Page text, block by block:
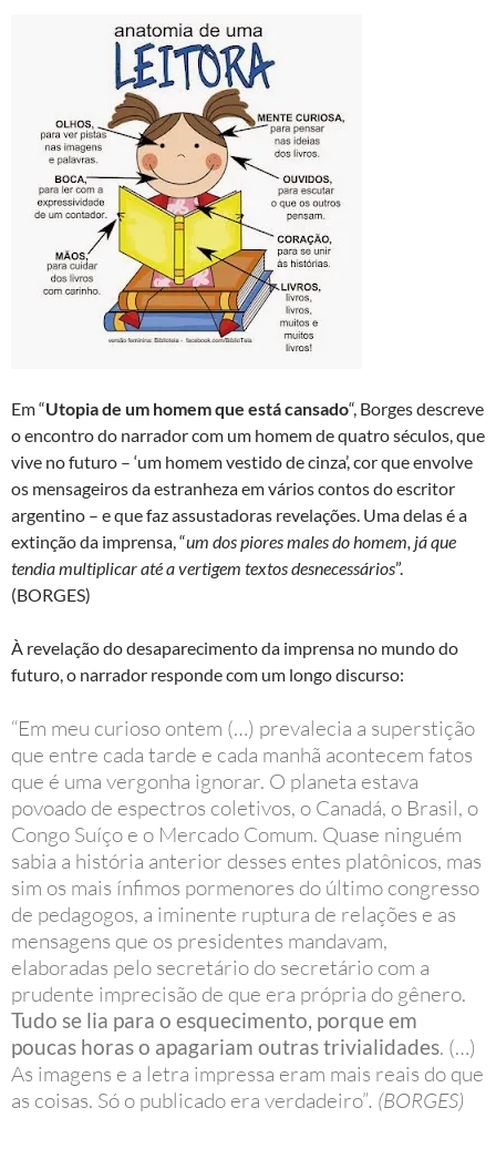
Em “Utopia de um homem que está cansado“, Borges descreve
o encontro do narrador com um homem de quatro séculos, que
vive no futuro – ‘um homem vestido de cinza’, cor que envolve
os mensageiros da estranheza em vários contos do escritor
argentino – e que faz assustadoras revelações. Uma delas é a
extinção da imprensa, “um dos piores males do homem, já que
tendia multiplicar até a vertigem textos desnecessários”.
(BORGES)
À revelação do desaparecimento da imprensa no mundo do
futuro, o narrador responde com um longo discurso:
“Em meu curioso ontem (…) prevalecia a superstição
que entre cada tarde e cada manhã acontecem fatos
que é uma vergonha ignorar. O planeta estava
povoado de espectros coletivos, o Canadá, o Brasil, o
Congo Suíço e o Mercado Comum. Quase ninguém
sabia a história anterior desses entes platônicos, mas
sim os mais ínfimos pormenores do último congresso
de pedagogos, a iminente ruptura de relações e as
mensagens que os presidentes mandavam,
elaboradas pelo secretário do secretário com a
prudente imprecisão de que era própria do gênero.
Tudo se lia para o esquecimento, porque em
poucas horas o apagariam outras trivialidades. (…)
As imagens e a letra impressa eram mais reais do que
as coisas. Só o publicado era verdadeiro”. (BORGES)